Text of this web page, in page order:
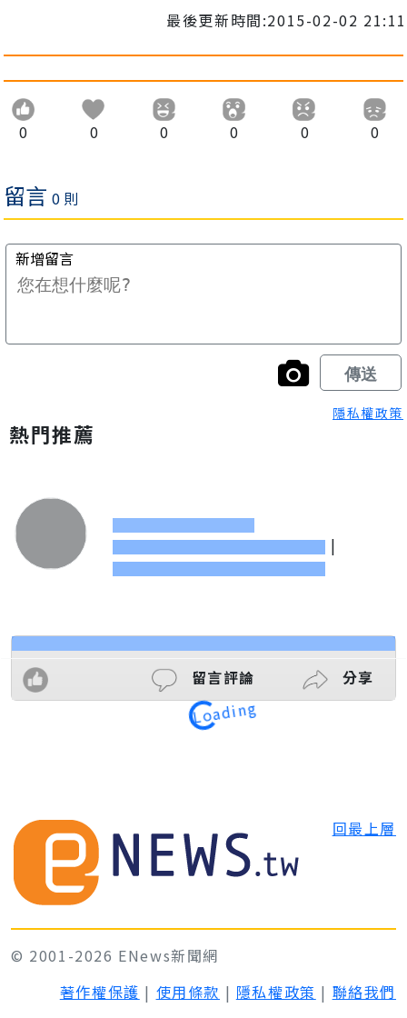
最後更新時間:2015-02-02 21:11
0 0 0 0 0 0
隱私權政策
熱門推薦
|
留言評論 分享
Loading
回最上層
© 2001-2026 ENews新聞網
著作權保護 | 使用條款 | 隱私權政策 | 聯絡我們